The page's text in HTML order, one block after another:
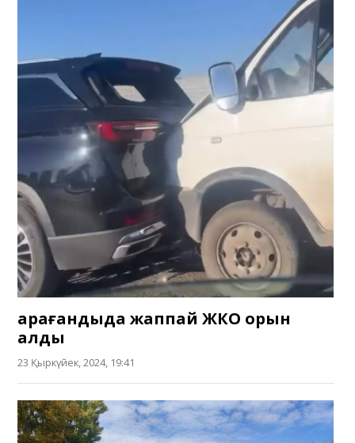
Қарағандыда жаппай ЖКО орын
алды
23 Қыркүйек, 2024, 19:41